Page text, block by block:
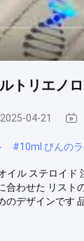
トリエノ
2025-04-21
#10ml びんの
イル ステロイド
合わせた リス
デザインです